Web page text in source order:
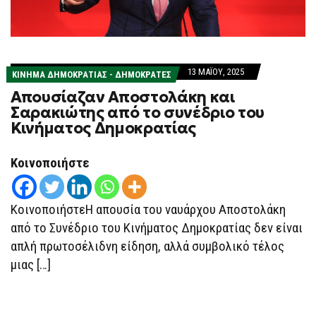
ΚΊΝΗΜΑ ΔΗΜΟΚΡΑΤΊΑΣ - ΔΗΜΟΚΡΆΤΕΣ 13 ΜΑΪ́ΟΥ, 2025
Απουσίαζαν Αποστολάκη και
Σαρακιώτης από το συνέδριο του
Κινήματος Δημοκρατίας
Κοινοποιήστε
ΚοινοποιήστεΗ απουσία του ναυάρχου Αποστολάκη
από το Συνέδριο του Κινήματος Δημοκρατίας δεν είναι
απλή πρωτοσέλιδνη είδηση, αλλά συμβολικό τέλος
μιας […]